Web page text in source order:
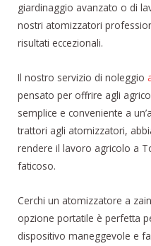
giardinaggio avanzato o di
nostri atomizzatori
risultati eccezionali.
Il nostro servizio di noleggio
pensato per offrire agli
semplice e conveniente a
trattori agli atomizzatori,
rendere il lavoro agricolo a
faticoso.
Cerchi un atomizzatore a
opzione portatile è perfetta
dispositivo maneggevole e